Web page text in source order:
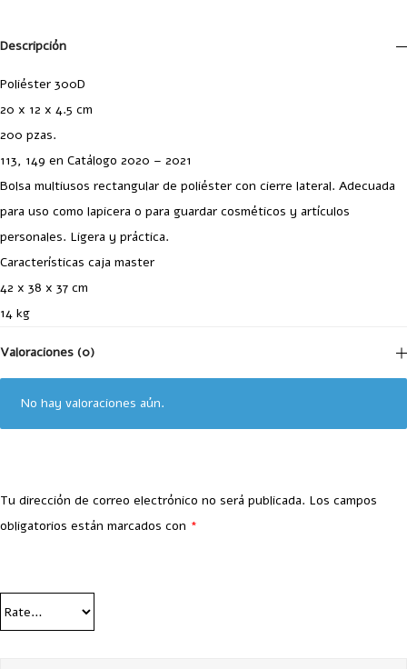
Descripción
Poliéster 300D
20 x 12 x 4.5 cm
200 pzas.
113, 149 en Catálogo 2020 – 2021
Bolsa multiusos rectangular de poliéster con cierre lateral. Adecuada
para uso como lapicera o para guardar cosméticos y artículos
personales. Ligera y práctica.
Características caja master
42 x 38 x 37 cm
14 kg
Valoraciones (0)
No hay valoraciones aún.
Tu dirección de correo electrónico no será publicada. Los campos
obligatorios están marcados con *